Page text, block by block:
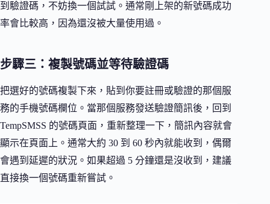
到驗證碼，不妨換一個試試。通常剛上架的新號碼成功
率會比較高，因為還沒被大量使用過。
步驟三：複製號碼並等待驗證碼
把選好的號碼複製下來，貼到你要註冊或驗證的那個服
務的手機號碼欄位。當那個服務發送驗證簡訊後，回到
TempSMSS 的號碼頁面，重新整理一下，簡訊內容就會
顯示在頁面上。通常大約 30 到 60 秒內就能收到，偶爾
會遇到延遲的狀況。如果超過 5 分鐘還是沒收到，建議
直接換一個號碼重新嘗試。